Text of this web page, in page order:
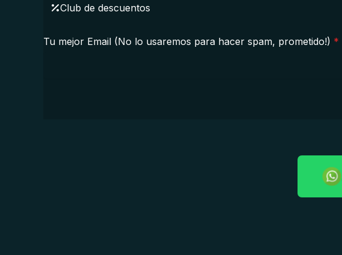
Club de descuentos
Tu mejor Email (No lo usaremos para hacer spam, prometido!) *